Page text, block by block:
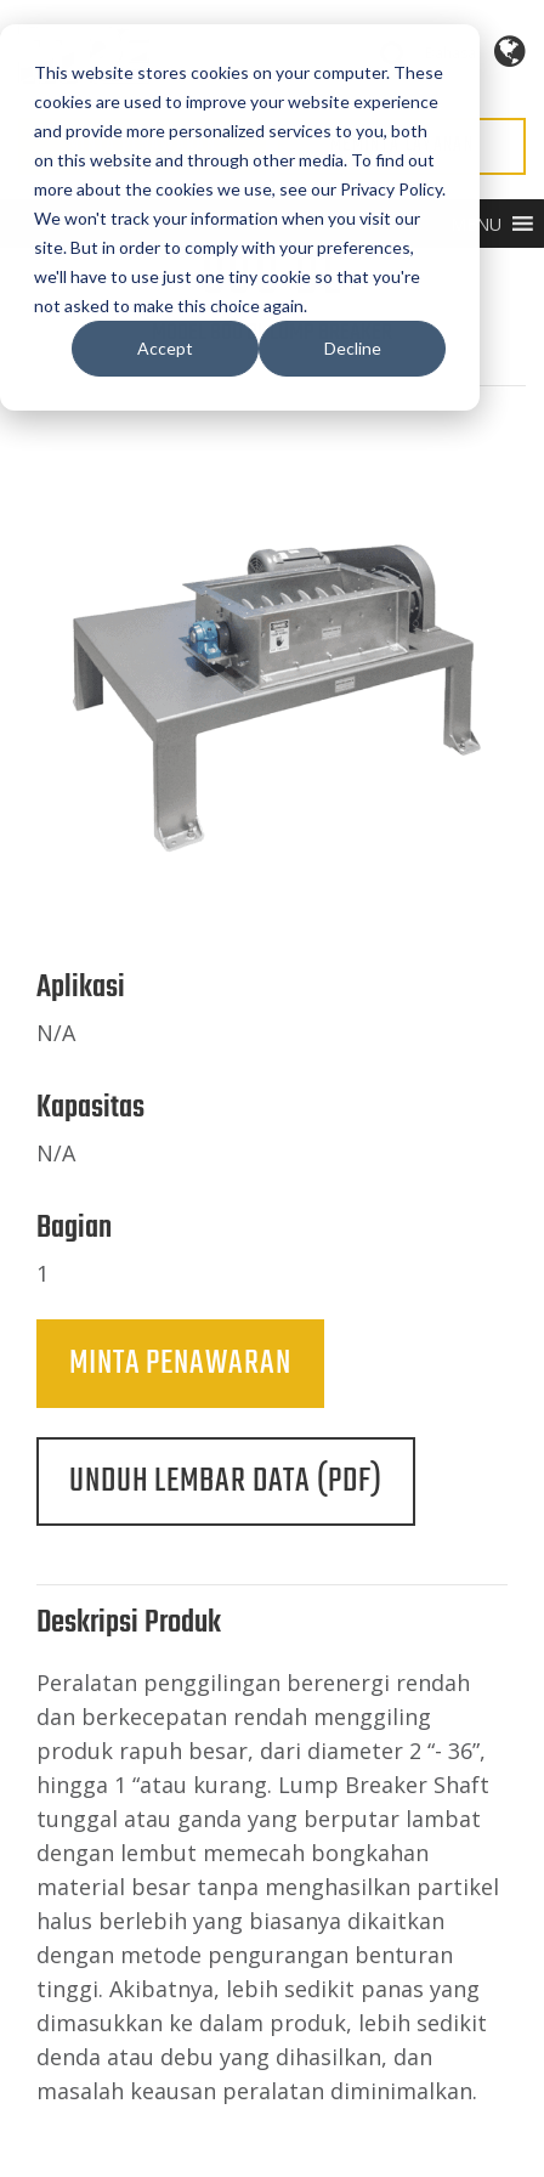
This website stores cookies on your computer. These
cookies are used to improve your website experience
and provide more personalized services to you, both
on this website and through other media. To find out
more about the cookies we use, see our Privacy Policy.
We won't track your information when you visit our
site. But in order to comply with your preferences,
we'll have to use just one tiny cookie so that you're
not asked to make this choice again.
Accept Decline
MINTA PENAWARAN MEMINTA LAYANAN
MENU
800 DL
MODEL 800 DL LUMP BREAKER
Aplikasi
N/A
Kapasitas
N/A
Bagian
1
MINTA PENAWARAN
UNDUH LEMBAR DATA (PDF)
Deskripsi Produk
Peralatan penggilingan berenergi rendah
dan berkecepatan rendah menggiling
produk rapuh besar, dari diameter 2 “- 36”,
hingga 1 “atau kurang. Lump Breaker Shaft
tunggal atau ganda yang berputar lambat
dengan lembut memecah bongkahan
material besar tanpa menghasilkan partikel
halus berlebih yang biasanya dikaitkan
dengan metode pengurangan benturan
tinggi. Akibatnya, lebih sedikit panas yang
dimasukkan ke dalam produk, lebih sedikit
denda atau debu yang dihasilkan, dan
masalah keausan peralatan diminimalkan.